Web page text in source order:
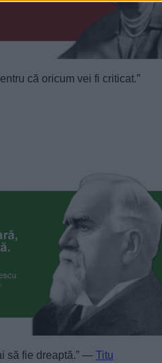
că oricum vei fi criticat.”
să fie dreaptă.” — Titu